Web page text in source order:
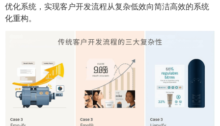
优化系统，实现客户开发流程从复杂低效向简洁高效的系统
化重构。